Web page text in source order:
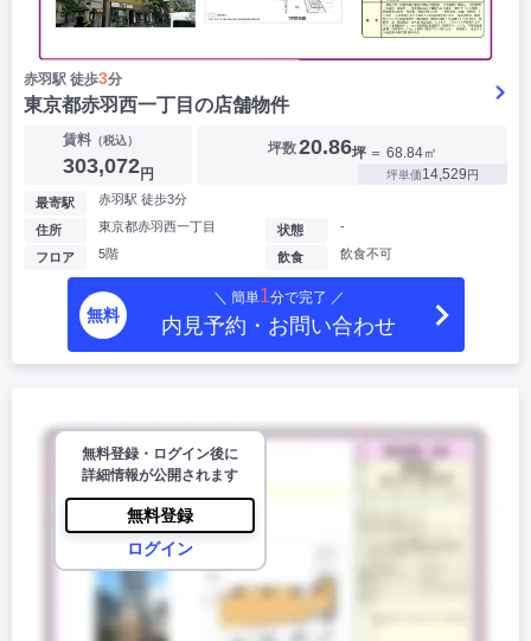
赤羽駅 徒歩3分
東京都赤羽西一丁目の店舗物件
賃料（税込）
303,072円
坪数20.86坪 ＝ 68.84㎡
坪単価14,529円
最寄駅 赤羽駅 徒歩3分
住所 東京都赤羽西一丁目
フロア 5階
状態 -
飲食 飲食不可
無料
＼ 簡単1分で完了 ／
内見予約・お問い合わせ
無料登録・ログイン後に
詳細情報が公開されます
無料登録
ログイン